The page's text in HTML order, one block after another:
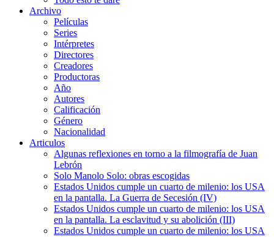
Archivo
Películas
Series
Intérpretes
Directores
Creadores
Productoras
Año
Autores
Calificación
Género
Nacionalidad
Articulos
Algunas reflexiones en torno a la filmografía de Juan
Lebrón
Solo Manolo Solo: obras escogidas
Estados Unidos cumple un cuarto de milenio: los USA
en la pantalla. La Guerra de Secesión (IV)
Estados Unidos cumple un cuarto de milenio: los USA
en la pantalla. La esclavitud y su abolición (III)
Estados Unidos cumple un cuarto de milenio: los USA